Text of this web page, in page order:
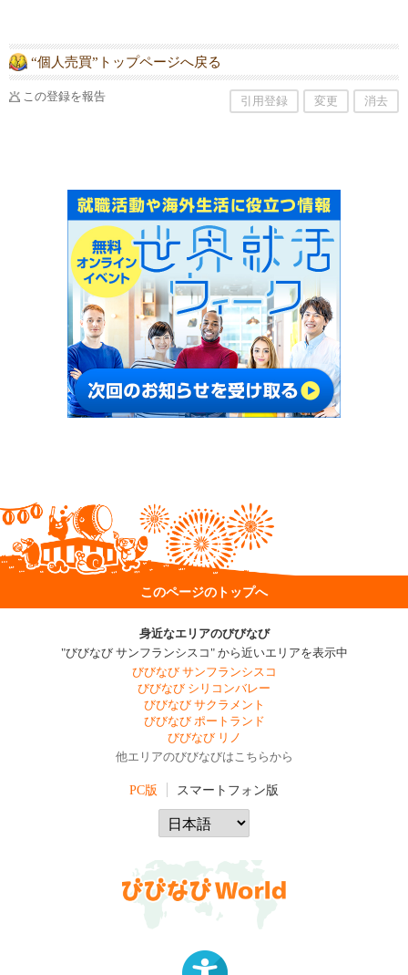
“個人売買”トップページへ戻る
この登録を報告 引用登録 変更 消去
このページのトップへ
身近なエリアのびびなび
"びびなび サンフランシスコ" から近いエリアを表示中
びびなび サンフランシスコ
びびなび シリコンバレー
びびなび サクラメント
びびなび ポートランド
びびなび リノ
他エリアのびびなびはこちらから
PC版 スマートフォン版